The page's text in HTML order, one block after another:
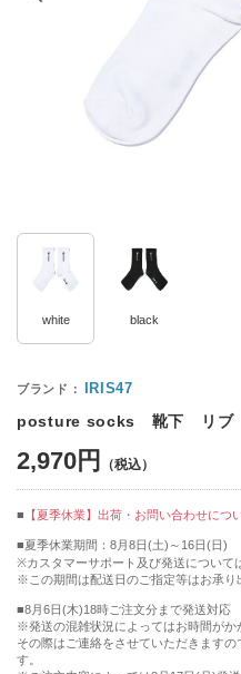
white black
IRIS47
posture socks 靴下 リブ
2,970円
【夏季休業】出荷・お問い合わせにつ
■夏季休業期間：8月8日(土)～16日(日)
※カスタマーサポート及び発送について
※この期間は配送日のご指定等はお承り
■8月6日(木)18時ご注文分まで発送対応
※発送の混雑状況によってはお時間がか
その際はご連絡をさせていただきます
す。